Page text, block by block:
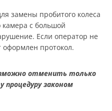
замены пробитого колеса
камера с большой
Если оператор не
оформлен протокол.
отменить только
законом